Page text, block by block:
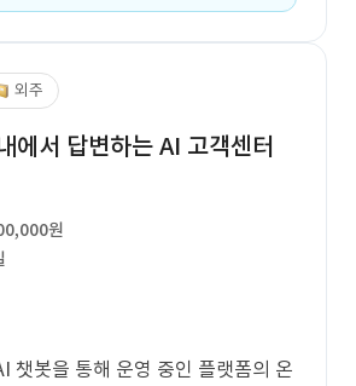
외주
에서 답변하는 AI 고객센터
원
챗봇을 통해 운영 중인 플랫폼의 온